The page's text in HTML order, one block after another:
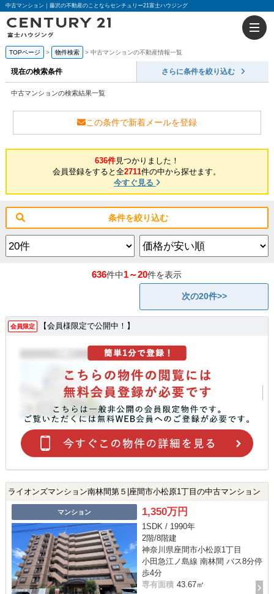
中古マンション｜藤沢の不動産のことならセンチュリー21富士ハウジング
TOPページ 物件検索 中古マンションの不動産情報一覧
現在の検索条件 さらに条件を絞り込む
中古マンションの検索結果一覧
この条件で新着メールを登録
636件見つかりました！
会員登録をすると全2711件の中から探せます。
今すぐ見る
条件を絞り込む
636件中1～20件を表示
次の20件>>
会員限定 【会員様限定で公開中！】
ライオンズマンション南林間第５|座間市小松原1丁目の中古マンション
マンション 1,350万円
1SDK / 1990年
2階/8階建
神奈川県座間市小松原1丁目
小田急江ノ島線 南林間 バス8分停
歩4分
専有面積 43.67㎡